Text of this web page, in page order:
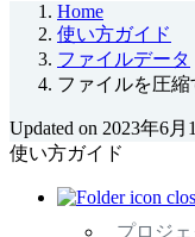
Home
使い方ガイド
ファイルデータ
ファイルを圧縮
Updated on 2023年6月
使い方ガイド
プロジェ